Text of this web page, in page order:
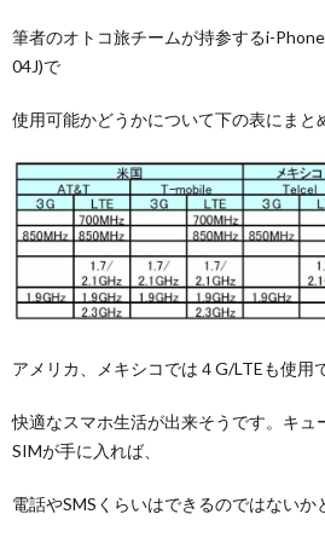
筆者のオトコ旅チームが持参するi-
04J)で
使用可能かどうかについて下の表にまと
アメリカ、メキシコでは４G/LTEも使用
快適なスマホ生活が出来そうです。キュ
SIMが手に入れば、
電話やSMSくらいはできるのではないか